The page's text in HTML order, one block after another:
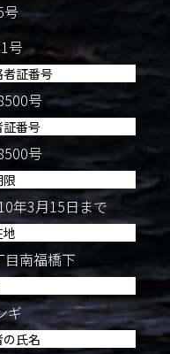
号
号
証番号
号
番号
号
年3月15日まで
南福橋下
ギ
氏名